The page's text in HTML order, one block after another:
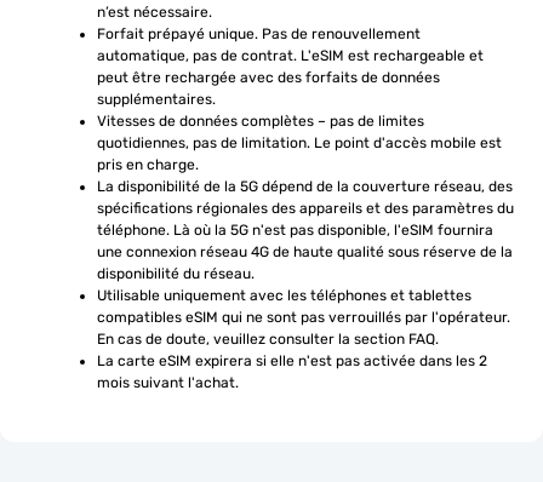
n’est nécessaire.
Forfait prépayé unique. Pas de renouvellement
automatique, pas de contrat. L'eSIM est rechargeable et
peut être rechargée avec des forfaits de données
supplémentaires.
Vitesses de données complètes – pas de limites
quotidiennes, pas de limitation. Le point d'accès mobile est
pris en charge.
La disponibilité de la 5G dépend de la couverture réseau, des
spécifications régionales des appareils et des paramètres du
téléphone. Là où la 5G n'est pas disponible, l'eSIM fournira
une connexion réseau 4G de haute qualité sous réserve de la
disponibilité du réseau.
Utilisable uniquement avec les téléphones et tablettes
compatibles eSIM qui ne sont pas verrouillés par l'opérateur.
En cas de doute, veuillez consulter la section FAQ.
La carte eSIM expirera si elle n'est pas activée dans les 2
mois suivant l'achat.